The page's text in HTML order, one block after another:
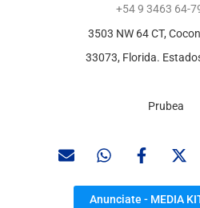
+54 9 3463 64-
3503 NW 64 CT,
33073, Florida.
Prubea
Anunciate - MEDIA